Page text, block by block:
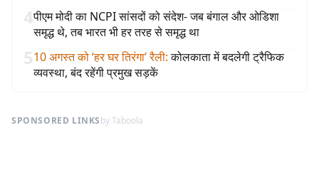
4पीएम मोदी का NCPI सांसदों को संदेश- जब बंगाल और ओडिशा
समृद्ध थे, तब भारत भी हर तरह से समृद्ध था
510 अगस्त को ‘हर घर तिरंगा’ रैली: कोलकाता में बदलेगी ट्रैफिक
व्यवस्था, बंद रहेंगी प्रमुख सड़कें
SPONSORED LINKSby Taboola